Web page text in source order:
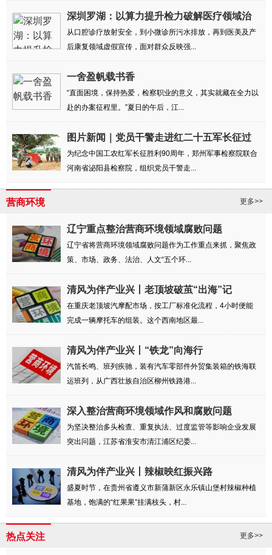
深圳罗湖：以算力提升检力破解医疗领域治
理难题
从口腔诊疗放射安全，到小微诊所污水排放，再到医美及产
后康复领域虚假宣传，面对群众反映强...
一舍盈帆载书香
“直面困境，保持热爱，检察职业的意义，其实就藏在全力以
赴的办案征程里。”夏日的午后，江...
图片新闻｜党员干警走进红二十五军长征过
境泌...
为纪念中国工农红军长征胜利90周年，郑州军事检察院联合
河南省泌阳县检察院，组织党员干警走...
营商环境 更多>>
辽宁重点整治营商环境领域腐败问题
辽宁省将营商环境领域腐败问题作为工作重点来抓，聚焦政
策、市场、政务、法治、人文“五个环...
清风为伴产业兴丨老顶坡破茧“出海”记
在重庆老顶坡汽摩配市场，按工厂标准化流程，4小时便能
完成一辆摩托车的组装。这个西南地区最...
清风为伴产业兴丨“铁龙”向海行
汽笛长鸣、班列疾驰，装有汽车零部件外贸集装箱的铁海联
运班列，从广西壮族自治区柳州铁路港...
深入整治营商环境领域作风和腐败问题
为坚决整治多头检查、重复执法、过度监管等影响企业发展
突出问题，江苏省淮安市清江浦区纪委...
清风为伴产业兴丨辣椒映红振兴路
盛夏时节，在贵州省遵义市新蒲新区永乐镇山堡村辣椒种植
基地，饱满的“红果果”挂满枝头，村...
热点关注 更多>>